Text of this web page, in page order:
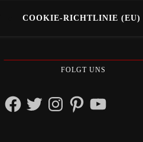
COOKIE-RICHTLINIE (EU)
FOLGT UNS
Facebook
TwitterInstagramPinterestYouTube